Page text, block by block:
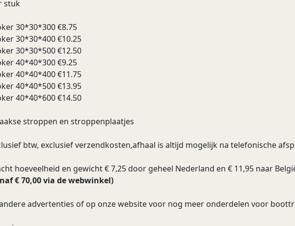
stuk
30*30*300 €8.75
30*30*400 €10.25
30*30*500 €12.50
40*40*300 €9.25
40*40*400 €11.75
40*40*500 €13.95
40*40*600 €14.50
stroppen en stroppenplaatjes
btw, exclusief verzendkosten,afhaal is altijd mogelijk na telefonische
hoeveelheid en gewicht € 7,25 door geheel Nederland en € 11,95 naar
€ 70,00 via de webwinkel)
advertenties of op onze website voor nog meer onderdelen voor